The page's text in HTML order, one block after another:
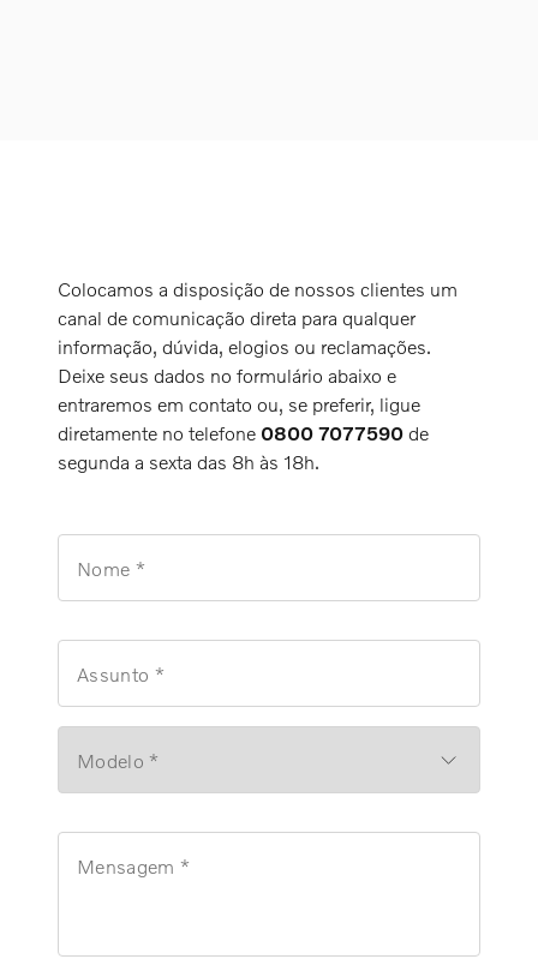
Colocamos a disposição de nossos clientes um
canal de comunicação direta para qualquer
informação, dúvida, elogios ou reclamações.
Deixe seus dados no formulário abaixo e
entraremos em contato ou, se preferir, ligue
diretamente no telefone 0800 7077590 de
segunda a sexta das 8h às 18h.
Nome *
Assunto *
Modelo *
Mensagem *